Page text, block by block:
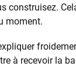
construisez.
moment.
à recevoir la